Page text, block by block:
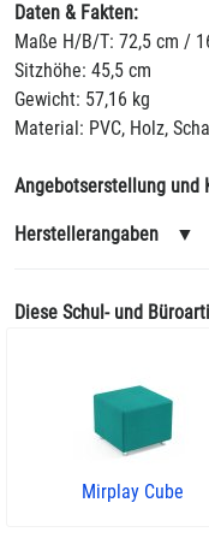
Daten & Fakten:
Maße H/B/T: 72,5 cm /
Sitzhöhe: 45,5 cm
Gewicht: 57,16 kg
Material: PVC, Holz,
Angebotserstellung und
Herstellerangaben ▼
Diese Schul- und
Mirplay Cube